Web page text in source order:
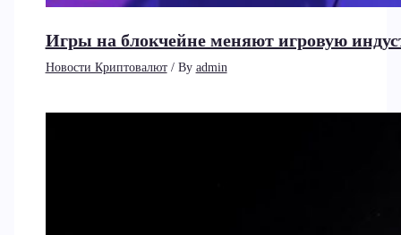
Игры на блокчейне меняют игровую
Новости Криптовалют/ By admin